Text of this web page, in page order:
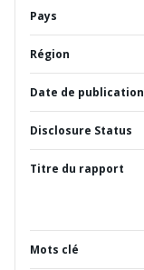
Pays
Région
Date de publication
Disclosure Status
Titre du rapport
Mots clé